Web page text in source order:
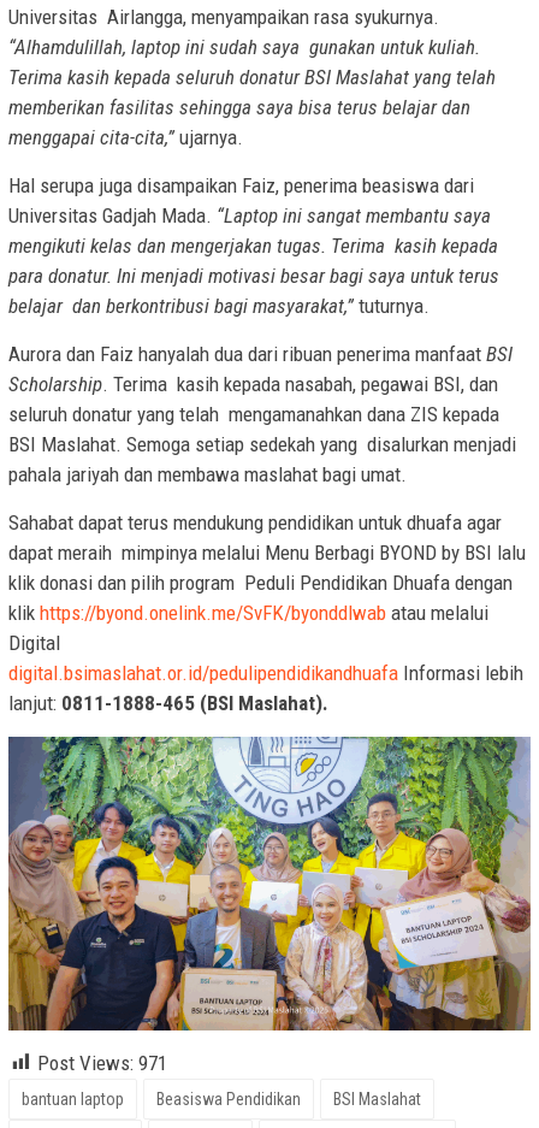
Universitas Airlangga, menyampaikan rasa syukurnya.
“Alhamdulillah, laptop ini sudah saya gunakan untuk kuliah.
Terima kasih kepada seluruh donatur BSI Maslahat yang telah
memberikan fasilitas sehingga saya bisa terus belajar dan
menggapai cita-cita,” ujarnya.
Hal serupa juga disampaikan Faiz, penerima beasiswa dari
Universitas Gadjah Mada. “Laptop ini sangat membantu saya
mengikuti kelas dan mengerjakan tugas. Terima kasih kepada
para donatur. Ini menjadi motivasi besar bagi saya untuk terus
belajar dan berkontribusi bagi masyarakat,” tuturnya.
Aurora dan Faiz hanyalah dua dari ribuan penerima manfaat BSI
Scholarship. Terima kasih kepada nasabah, pegawai BSI, dan
seluruh donatur yang telah mengamanahkan dana ZIS kepada
BSI Maslahat. Semoga setiap sedekah yang disalurkan menjadi
pahala jariyah dan membawa maslahat bagi umat.
Sahabat dapat terus mendukung pendidikan untuk dhuafa agar
dapat meraih mimpinya melalui Menu Berbagi BYOND by BSI lalu
klik donasi dan pilih program Peduli Pendidikan Dhuafa dengan
klik https://byond.onelink.me/SvFK/byonddlwab atau melalui
Digital
digital.bsimaslahat.or.id/pedulipendidikandhuafa Informasi lebih
lanjut: 0811-1888-465 (BSI Maslahat).
Post Views: 971
bantuan laptop Beasiswa Pendidikan BSI Maslahat